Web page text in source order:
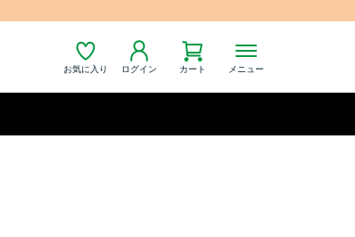
お気に入り ログイン カート メニュー